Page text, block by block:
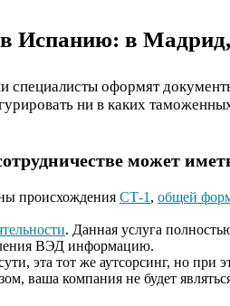
Испанию: в
специалисты оформят
ни в каких
может
происхождения СТ-1 , общей
. Данная услуга
ВЭД информацию.
эта тот же аутсорсинг, но при
ваша компания не будет